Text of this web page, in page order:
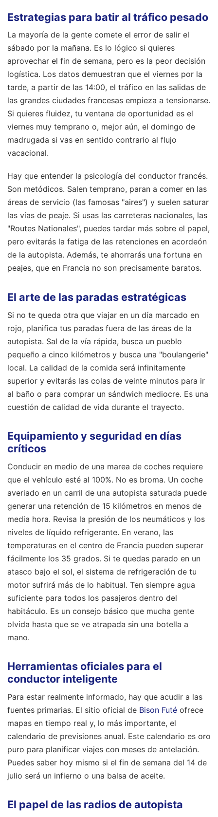
Estrategias para batir al tráfico pesado
La mayoría de la gente comete el error de salir el
sábado por la mañana. Es lo lógico si quieres
aprovechar el fin de semana, pero es la peor decisión
logística. Los datos demuestran que el viernes por la
tarde, a partir de las 14:00, el tráfico en las salidas de
las grandes ciudades francesas empieza a tensionarse.
Si quieres fluidez, tu ventana de oportunidad es el
viernes muy temprano o, mejor aún, el domingo de
madrugada si vas en sentido contrario al flujo
vacacional.
Hay que entender la psicología del conductor francés.
Son metódicos. Salen temprano, paran a comer en las
áreas de servicio (las famosas "aires") y suelen saturar
las vías de peaje. Si usas las carreteras nacionales, las
"Routes Nationales", puedes tardar más sobre el papel,
pero evitarás la fatiga de las retenciones en acordeón
de la autopista. Además, te ahorrarás una fortuna en
peajes, que en Francia no son precisamente baratos.
El arte de las paradas estratégicas
Si no te queda otra que viajar en un día marcado en
rojo, planifica tus paradas fuera de las áreas de la
autopista. Sal de la vía rápida, busca un pueblo
pequeño a cinco kilómetros y busca una "boulangerie"
local. La calidad de la comida será infinitamente
superior y evitarás las colas de veinte minutos para ir
al baño o para comprar un sándwich mediocre. Es una
cuestión de calidad de vida durante el trayecto.
Equipamiento y seguridad en días
críticos
Conducir en medio de una marea de coches requiere
que el vehículo esté al 100%. No es broma. Un coche
averiado en un carril de una autopista saturada puede
generar una retención de 15 kilómetros en menos de
media hora. Revisa la presión de los neumáticos y los
niveles de líquido refrigerante. En verano, las
temperaturas en el centro de Francia pueden superar
fácilmente los 35 grados. Si te quedas parado en un
atasco bajo el sol, el sistema de refrigeración de tu
motor sufrirá más de lo habitual. Ten siempre agua
suficiente para todos los pasajeros dentro del
habitáculo. Es un consejo básico que mucha gente
olvida hasta que se ve atrapada sin una botella a
mano.
Herramientas oficiales para el
conductor inteligente
Para estar realmente informado, hay que acudir a las
fuentes primarias. El sitio oficial de Bison Futé ofrece
mapas en tiempo real y, lo más importante, el
calendario de previsiones anual. Este calendario es oro
puro para planificar viajes con meses de antelación.
Puedes saber hoy mismo si el fin de semana del 14 de
julio será un infierno o una balsa de aceite.
El papel de las radios de autopista